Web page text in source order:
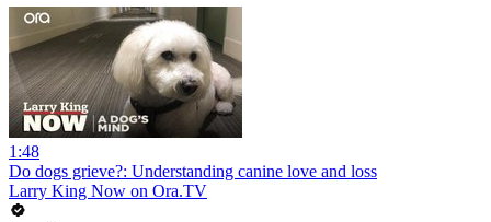
1:48
Do dogs grieve?: Understanding canine love and loss
Larry King Now on Ora.TV